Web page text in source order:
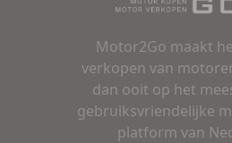
Motor2Go maakt
verkopen van
dan ooit op het
gebruiksvriendelijke
platform van